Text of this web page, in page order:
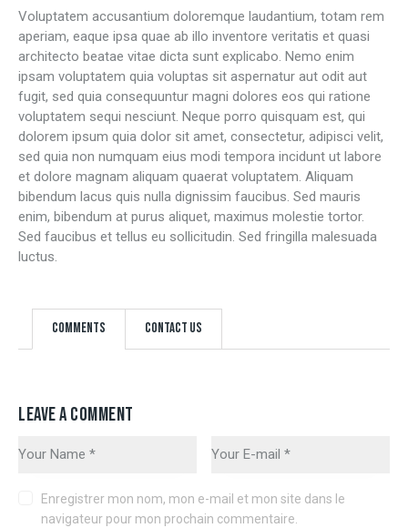
Voluptatem accusantium doloremque laudantium, totam rem
aperiam, eaque ipsa quae ab illo inventore veritatis et quasi
architecto beatae vitae dicta sunt explicabo. Nemo enim
ipsam voluptatem quia voluptas sit aspernatur aut odit aut
fugit, sed quia consequuntur magni dolores eos qui ratione
voluptatem sequi nesciunt. Neque porro quisquam est, qui
dolorem ipsum quia dolor sit amet, consectetur, adipisci velit,
sed quia non numquam eius modi tempora incidunt ut labore
et dolore magnam aliquam quaerat voluptatem. Aliquam
bibendum lacus quis nulla dignissim faucibus. Sed mauris
enim, bibendum at purus aliquet, maximus molestie tortor.
Sed faucibus et tellus eu sollicitudin. Sed fringilla malesuada
luctus.
Comments Contact Us
LEAVE A COMMENT
Enregistrer mon nom, mon e-mail et mon site dans le
navigateur pour mon prochain commentaire.